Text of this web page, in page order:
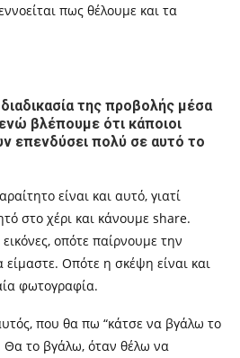
πως θέλουμε και τα
της προβολής μέσα
βλέπουμε ότι κάποιοι
επενδύσει πολύ σε αυτό το
είναι και αυτό, γιατί
στο χέρι και κάνουμε share.
οπότε παίρνουμε την
Οπότε η σκέψη είναι και
φωτογραφία.
που θα πω “κάτσε να βγάλω το
Θα το βγάλω, όταν θέλω να